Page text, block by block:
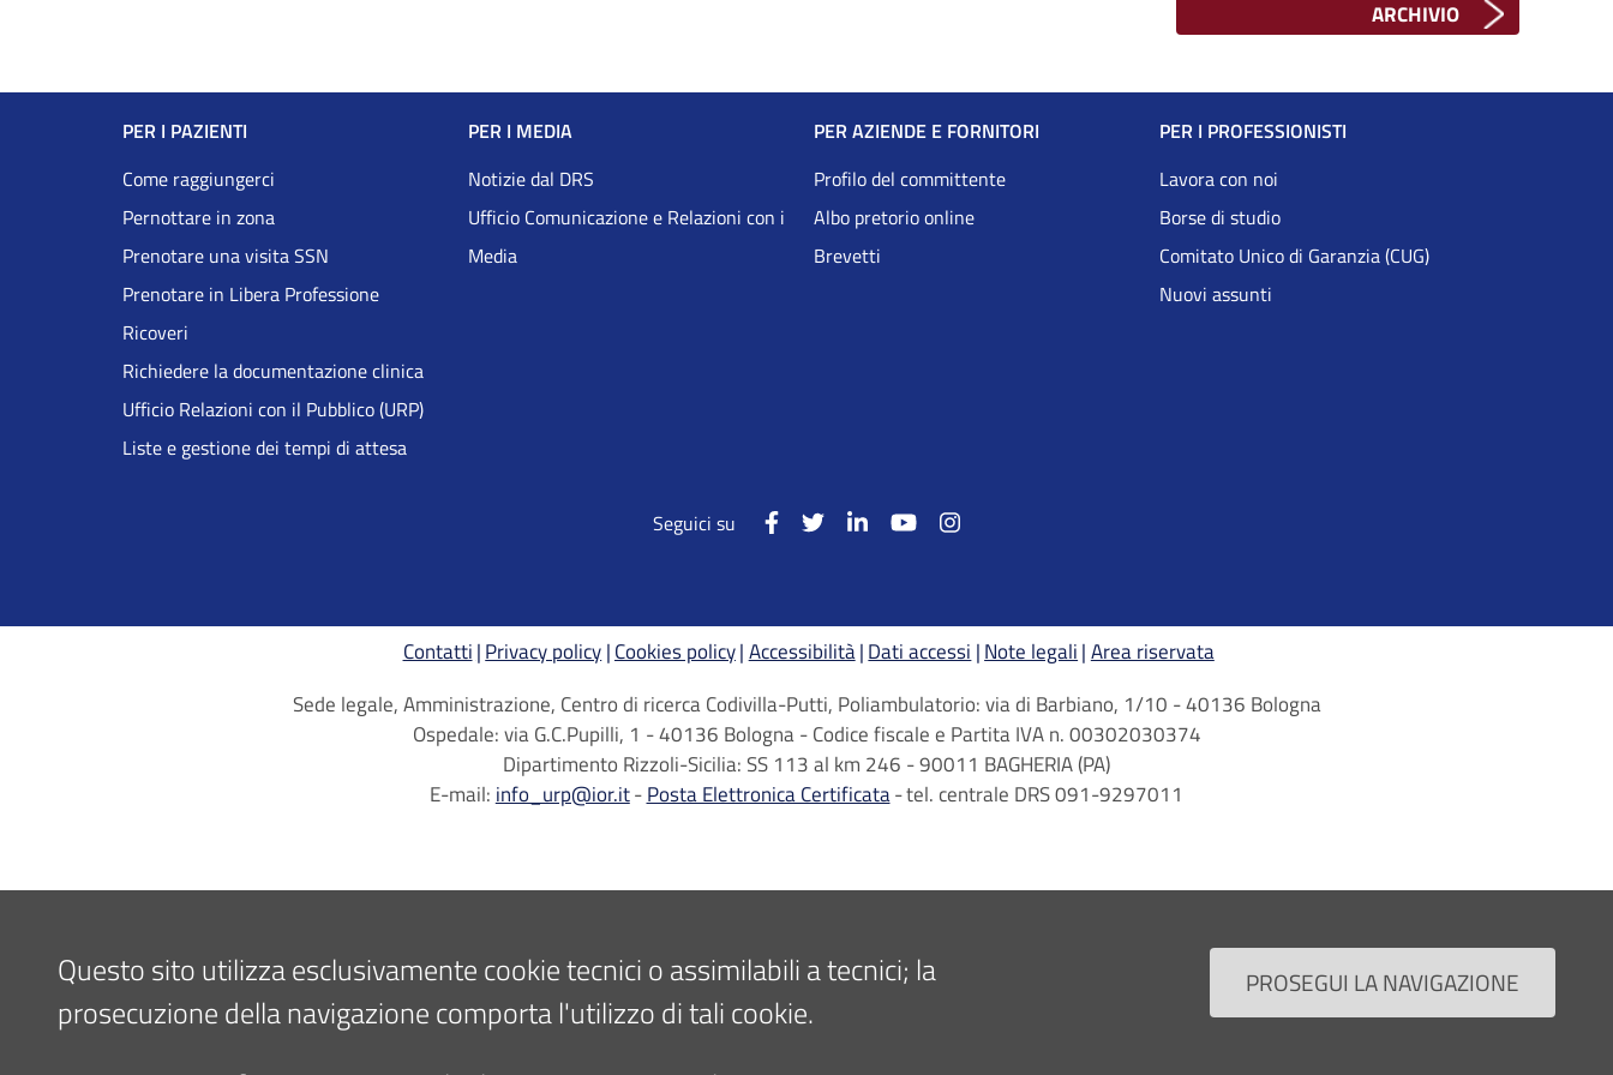
ARCHIVIO
Navigazione
Footer
DRS
PER I PAZIENTI
Come raggiungerci
Pernottare in zona
Prenotare una visita SSN
Prenotare in Libera Professione
Ricoveri
Richiedere la documentazione clinica
Ufficio Relazioni con il Pubblico (URP)
Liste e gestione dei tempi di attesa
PER I MEDIA
Notizie dal DRS
Ufficio Comunicazione e Relazioni con i
Media
PER AZIENDE E FORNITORI
Profilo del committente
Albo pretorio online
Brevetti
PER I PROFESSIONISTI
Lavora con noi
Borse di studio
Comitato Unico di Garanzia (CUG)
Nuovi assunti
Seguici su
Contatti Privacy policy Cookies policy Accessibilità Dati accessi Note legali Area riservata
Sede legale, Amministrazione, Centro di ricerca Codivilla-Putti, Poliambulatorio: via di Barbiano, 1/10 - 40136 Bologna
Ospedale: via G.C.Pupilli, 1 - 40136 Bologna - Codice fiscale e Partita IVA n. 00302030374
Dipartimento Rizzoli-Sicilia: SS 113 al km 246 - 90011 BAGHERIA (PA)
E-mail:info_urp@ior.it Posta Elettronica Certificata tel. centrale DRS 091-9297011
Questo sito utilizza esclusivamente cookie tecnici o assimilabili a tecnici; la
prosecuzione della navigazione comporta l'utilizzo di tali cookie.
PROSEGUI LA NAVIGAZIONE